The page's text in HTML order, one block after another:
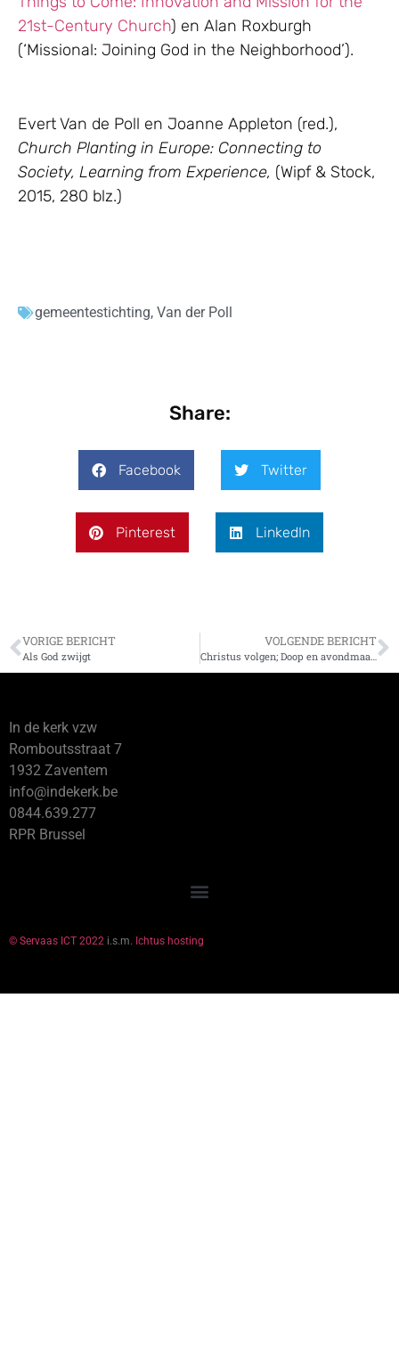
21st-Century Church) en Alan Roxburgh
(‘Missional: Joining God in the Neighborhood’).
Evert Van de Poll en Joanne Appleton (red.),
Church Planting in Europe: Connecting to
Society, Learning from Experience, (Wipf & Stock,
2015, 280 blz.)
gemeentestichting, Van der Poll
Share:
Facebook Twitter
Pinterest LinkedIn
VORIGE BERICHT
Als God zwijgt
VOLGENDE BERICHT
Christus volgen; Doop en avondmaal in de Vroege Kerk
In de kerk vzw
Romboutsstraat 7
1932 Zaventem
info@indekerk.be
0844.639.277
RPR Brussel
© Servaas ICT 2022 i.s.m. Ichtus hosting